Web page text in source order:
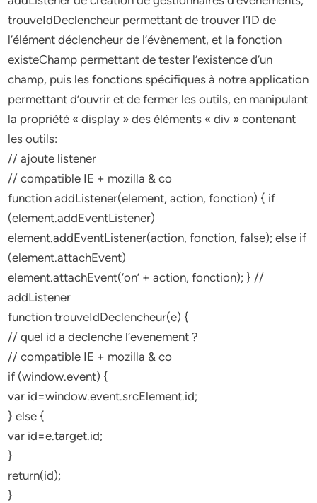
trouveIdDeclencheur permettant de trouver l’ID de
l’élément déclencheur de l’évènement, et la fonction
existeChamp permettant de tester l’existence d’un
champ, puis les fonctions spécifiques à notre application
permettant d’ouvrir et de fermer les outils, en manipulant
la propriété « display » des éléments « div » contenant
les outils:
// ajoute listener
// compatible IE + mozilla & co
function addListener(element, action, fonction) { if
(element.addEventListener)
element.addEventListener(action, fonction, false); else if
(element.attachEvent)
element.attachEvent(‘on’ + action, fonction); } //
addListener
function trouveIdDeclencheur(e) {
// quel id a declenche l’evenement ?
// compatible IE + mozilla & co
if (window.event) {
var id=window.event.srcElement.id;
} else {
var id=e.target.id;
}
return(id);
}